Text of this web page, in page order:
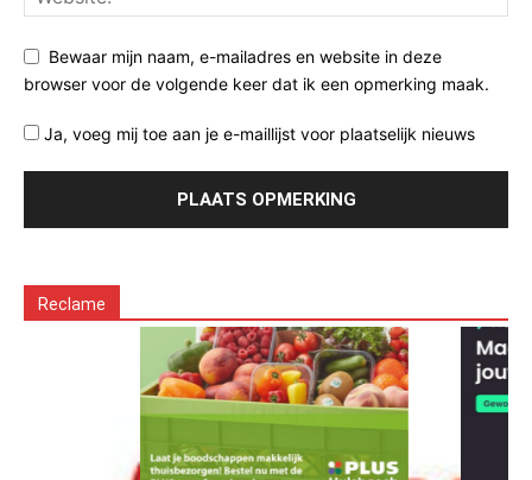
Bewaar mijn naam, e-mailadres en website in deze
browser voor de volgende keer dat ik een opmerking maak.
Ja, voeg mij toe aan je e-maillijst voor plaatselijk nieuws
Reclame